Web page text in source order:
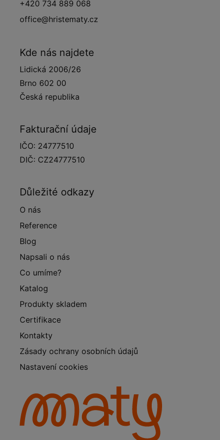
+420 734 889 068
office@hristematy.cz
Kde nás najdete
Lidická 2006/26
Brno 602 00
Česká republika
Fakturační údaje
IČO: 24777510
DIČ: CZ24777510
Důležité odkazy
O nás
Reference
Blog
Napsali o nás
Co umíme?
Katalog
Produkty skladem
Certifikace
Kontakty
Zásady ochrany osobních údajů
Nastavení cookies